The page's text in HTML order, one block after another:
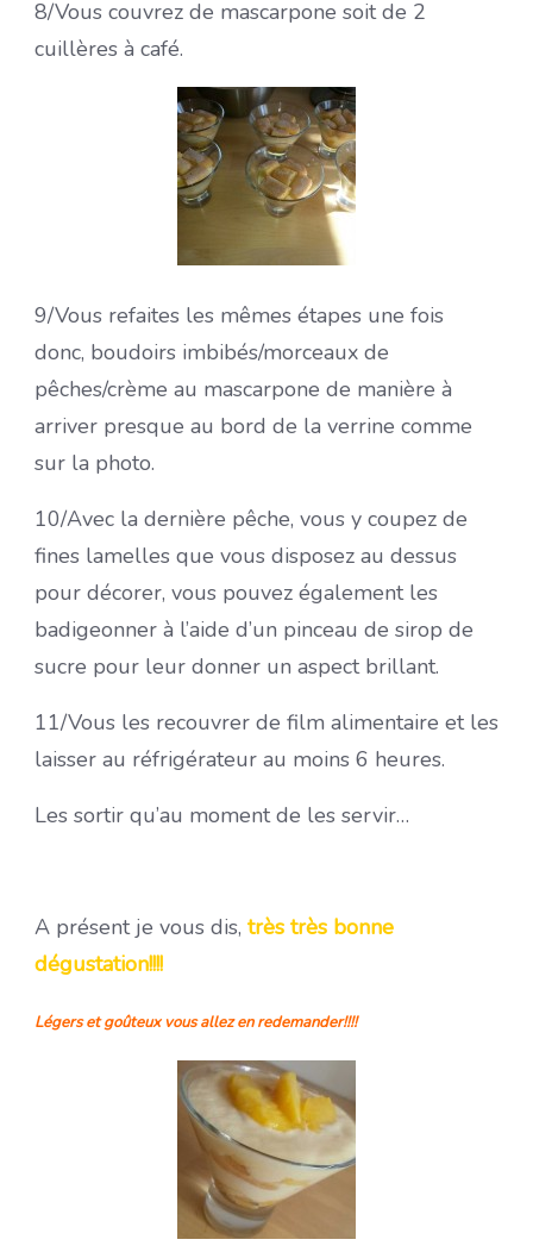
8/Vous couvrez de mascarpone soit de 2
cuillères à café.
9/Vous refaites les mêmes étapes une fois
donc, boudoirs imbibés/morceaux de
pêches/crème au mascarpone de manière à
arriver presque au bord de la verrine comme
sur la photo.
10/Avec la dernière pêche, vous y coupez de
fines lamelles que vous disposez au dessus
pour décorer, vous pouvez également les
badigeonner à l’aide d’un pinceau de sirop de
sucre pour leur donner un aspect brillant.
11/Vous les recouvrer de film alimentaire et les
laisser au réfrigérateur au moins 6 heures.
Les sortir qu’au moment de les servir…
A présent je vous dis, très très bonne
dégustation!!!!
Légers et goûteux vous allez en redemander!!!!